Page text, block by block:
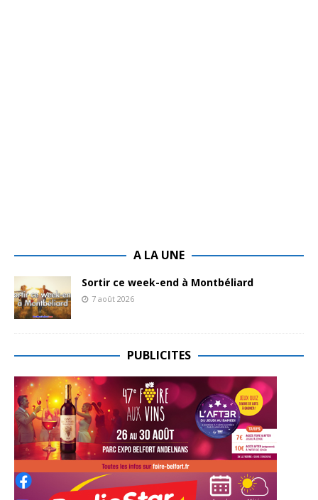
A LA UNE
Sortir ce week-end à Montbéliard
7 août 2026
PUBLICITES